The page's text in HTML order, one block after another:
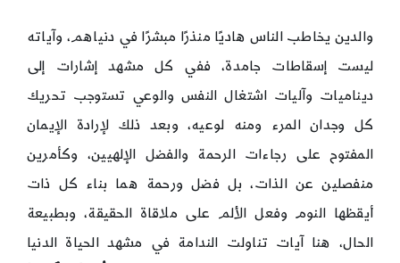
والدين يخاطب الناس هاديًا منذرًا مبشرًا في دنياهم، وآياته
ليست إسقاطات جامدة، ففي كل مشهد إشارات إلى
ديناميات وآليات اشتغال النفس والوعي تستوجب تحريك
كل وجدان المرء ومنه لوعيه، وبعد ذلك لإرادة الإيمان
المفتوح على رجاءات الرحمة والفضل الإلهيين، وكأمرين
منفصلين عن الذات، بل فضل ورحمة هما بناء كل ذات
أيقظها النوم وفعل الألم على ملاقاة الحقيقة، وبطبيعة
الحال، هنا آيات تناولت الندامة في مشهد الحياة الدنيا